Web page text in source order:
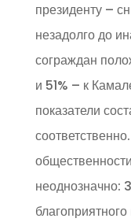
президенту –
незадолго до
сограждан
и 51% – к
показатели
неоднозначно: